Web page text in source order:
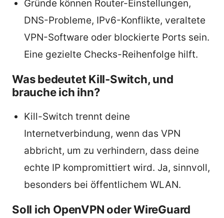
Gründe können Router-Einstellungen,
DNS-Probleme, IPv6-Konflikte, veraltete
VPN-Software oder blockierte Ports sein.
Eine gezielte Checks-Reihenfolge hilft.
Was bedeutet Kill-Switch, und
brauche ich ihn?
Kill-Switch trennt deine
Internetverbindung, wenn das VPN
abbricht, um zu verhindern, dass deine
echte IP kompromittiert wird. Ja, sinnvoll,
besonders bei öffentlichem WLAN.
Soll ich OpenVPN oder WireGuard